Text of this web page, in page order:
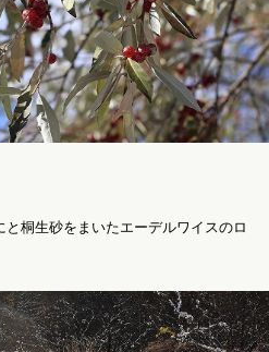
桐生砂をまいたエーデルワイスのロ